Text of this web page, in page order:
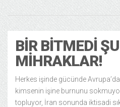
BIR BITMEDI
MIHRAKLAR!
Herkes işinde gücünde
kimsenin işine burnunu
topluyor, İran sonunda iktisadi